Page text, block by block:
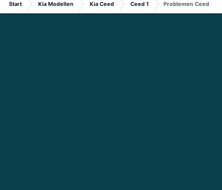
Start Kia Modellen Kia Ceed Ceed 1 Problemen Ceed en